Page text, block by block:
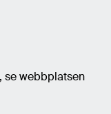
se webbplatsen